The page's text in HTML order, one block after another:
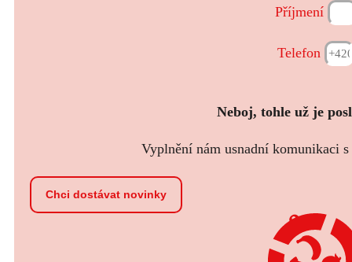
Příjmení
Telefon
Neboj, tohle už je
Vyplnění nám usnadní komunikaci
Chci dostávat novinky